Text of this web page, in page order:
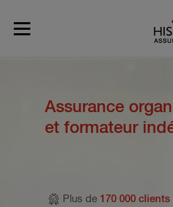
Assurance
et formateur
Plus de 170 000 clients